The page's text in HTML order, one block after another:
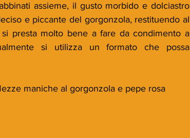
assieme, il gusto morbido e dolciastro
e piccante del gorgonzola, restituendo al
presta molto bene a fare da condimento a
si utilizza un formato che possa
maniche al gorgonzola e pepe rosa